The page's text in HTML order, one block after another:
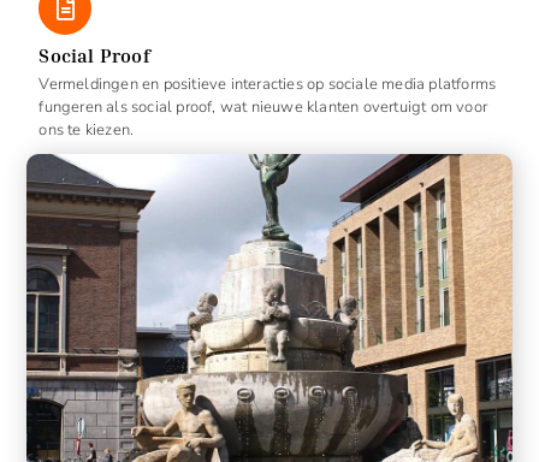
Social Proof
Vermeldingen en positieve interacties op sociale media platforms
fungeren als social proof, wat nieuwe klanten overtuigt om voor
ons te kiezen.